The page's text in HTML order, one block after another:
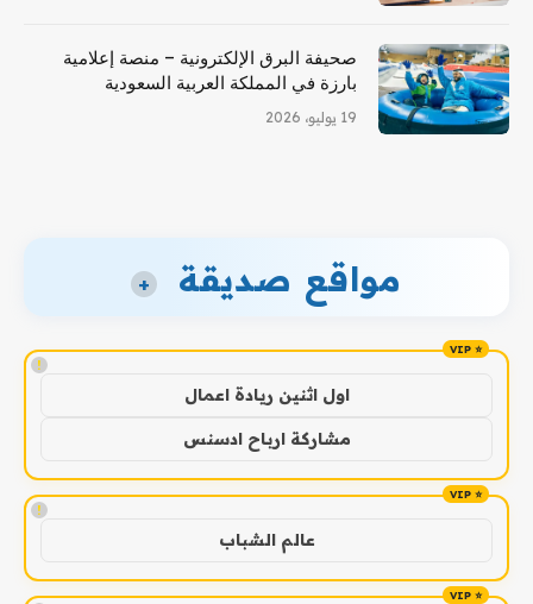
صحيفة البرق الإلكترونية – منصة إعلامية
بارزة في المملكة العربية السعودية
19 يوليو، 2026
مواقع صديقة +
!
اول اثنين ريادة اعمال
مشاركة ارباح ادسنس
!
عالم الشباب